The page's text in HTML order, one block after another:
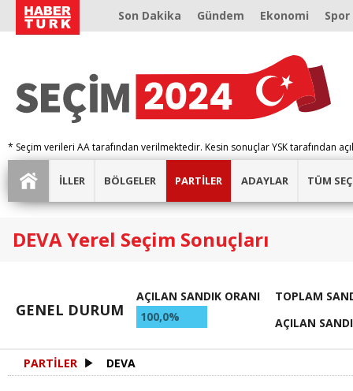
Son Dakika Gündem Ekonomi Spor
* Seçim verileri AA tarafından verilmektedir. Kesin sonuçlar YSK tarafından
İLLER BÖLGELER PARTİLER ADAYLAR TÜM
DEVA Yerel Seçim Sonuçları
GENEL DURUM
AÇILAN SANDIK ORANI
100,0%
TOPLAM
AÇILAN
PARTİLER DEVA